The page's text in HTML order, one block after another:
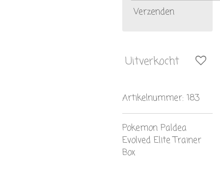
Verzenden
Uitverkocht
Artikelnummer: 183
Pokemon Paldea
Evolved Elite Trainer
Box